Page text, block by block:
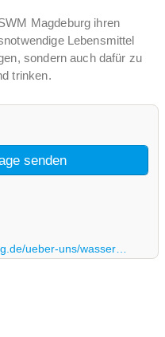
Magdeburg ihren
Lebensmittel
sondern auch dafür zu
trinken.
senden
ueber-uns/wasserprojekt